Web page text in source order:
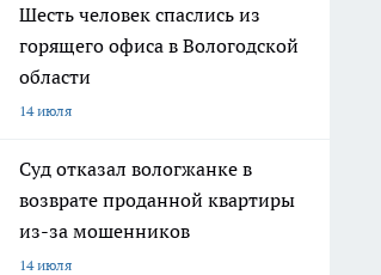
Шесть человек спаслись из
горящего офиса в Вологодской
области
14 июля
Суд отказал вологжанке в
возврате проданной квартиры
из-за мошенников
14 июля